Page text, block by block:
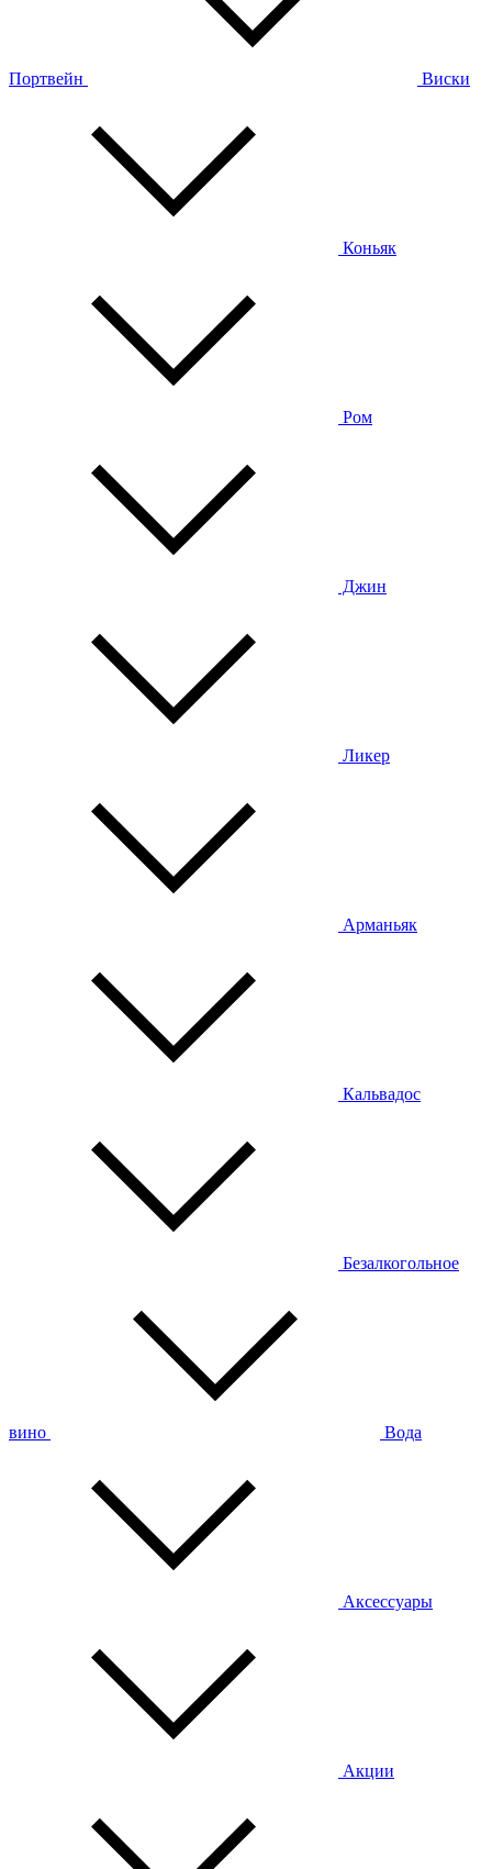
Портвейн Виски
Коньяк
Ром
Джин
Ликер
Арманьяк
Кальвадос
Безалкогольное
вино Вода
Аксессуары
Акции